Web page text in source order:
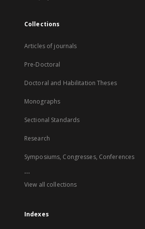
Collections
Articles of journals
Pre-Doctoral
Doctoral and Habilitation Theses
Monographs
Sectional Standards
Research
Symposiums, Congresses, Conferences
...
View all collections
Indexes